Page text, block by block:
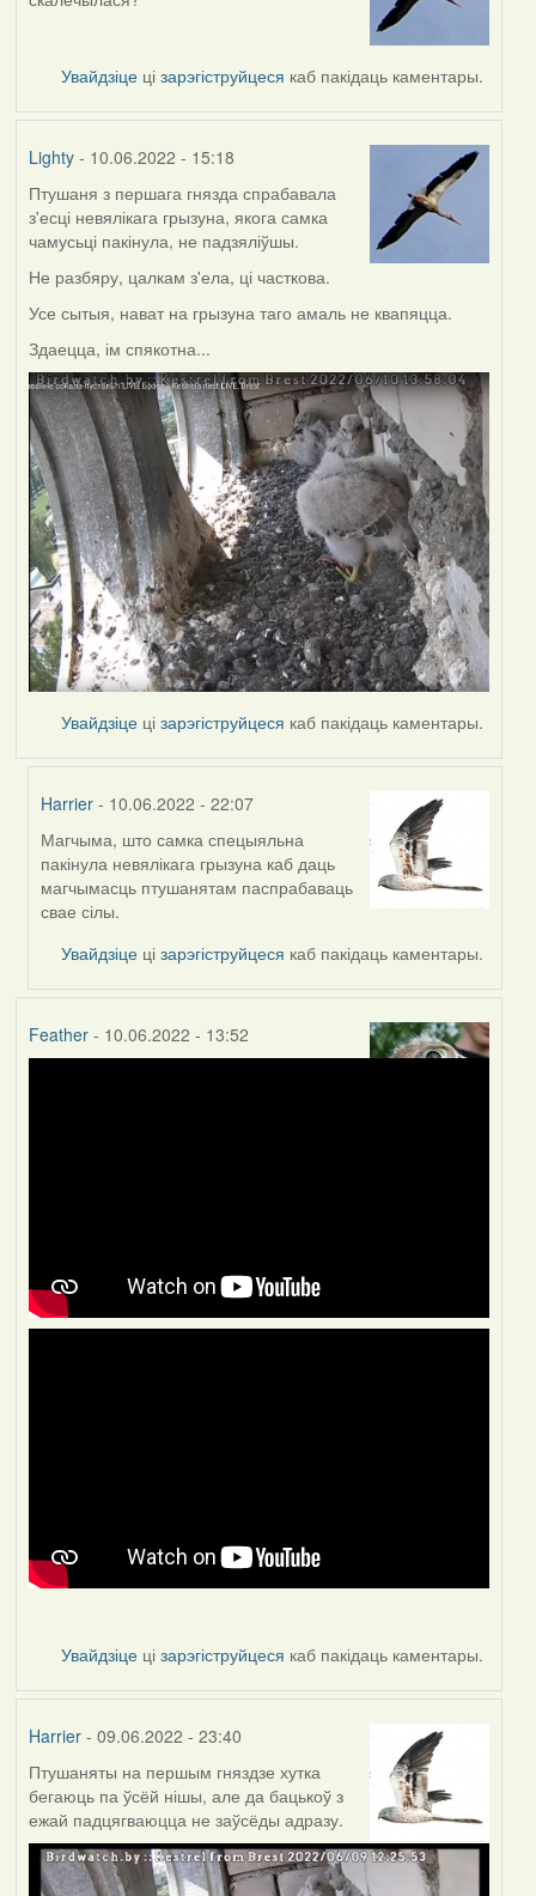
Увайдзіце цізарэгіструйцеся каб пакідаць каментары.
Lighty- 10.06.2022 - 15:18
Птушаня з першага гнязда спрабавала
з'есці невялікага грызуна, якога самка
чамусьці пакінула, не падзяліўшы.
Не разбяру, цалкам з'ела, ці часткова.
Усе сытыя, нават на грызуна таго амаль не квапяцца.
Здаецца, ім спякотна...
Увайдзіце цізарэгіструйцеся каб пакідаць каментары.
Harrier - 10.06.2022 - 22:07
In
reply
to
by
Lighty
Магчыма, што самка спецыяльна
пакінула невялікага грызуна каб даць
магчымасць птушанятам паспрабаваць
свае сілы.
Увайдзіце цізарэгіструйцеся каб пакідаць каментары.
Feather- 10.06.2022 - 13:52
Увайдзіце цізарэгіструйцеся каб пакідаць каментары.
Harrier- 09.06.2022 - 23:40
Птушаняты на першым гняздзе хутка
бегаюць па ўсёй нішы, але да бацькоў з
ежай падцягваюцца не заўсёды адразу.